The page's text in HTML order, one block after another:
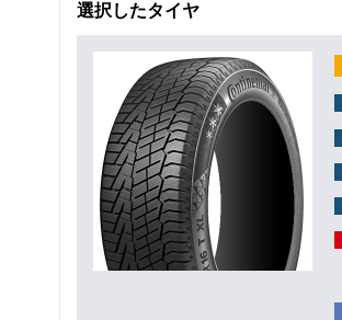
選択したタイヤ